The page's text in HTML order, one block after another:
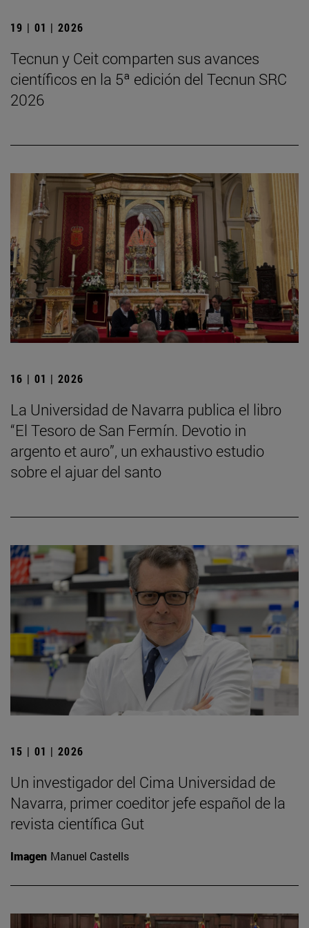
19 | 01 | 2026
Tecnun y Ceit comparten sus avances
científicos en la 5ª edición del Tecnun SRC
2026
16 | 01 | 2026
La Universidad de Navarra publica el libro
“El Tesoro de San Fermín. Devotio in
argento et auro”, un exhaustivo estudio
sobre el ajuar del santo
15 | 01 | 2026
Un investigador del Cima Universidad de
Navarra, primer coeditor jefe español de la
revista científica Gut
Imagen Manuel Castells